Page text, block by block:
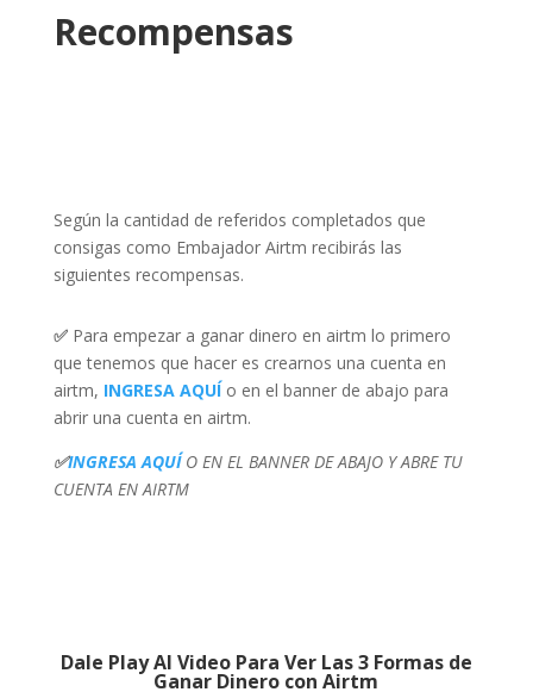
Recompensas
Según la cantidad de referidos completados que
consigas como Embajador Airtm recibirás las
siguientes recompensas.
✅Para empezar a ganar dinero en airtm lo primero
que tenemos que hacer es crearnos una cuenta en
airtm, INGRESA AQUÍo en el banner de abajo para
abrir una cuenta en airtm.
✅INGRESA AQUÍ O EN EL BANNER DE ABAJO Y ABRE TU
CUENTA EN AIRTM
Dale Play Al Video Para Ver Las 3 Formas de
Ganar Dinero con Airtm